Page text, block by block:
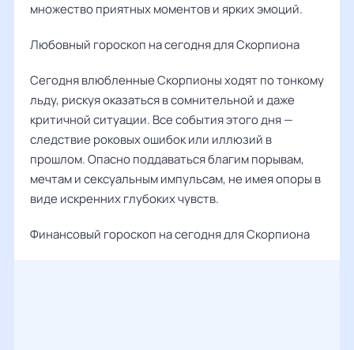
множество приятных моментов и ярких эмоций.
Любовный гороскоп на сегодня для Скорпиона
Сегодня влюбленные Скорпионы ходят по тонкому
льду, рискуя оказаться в сомнительной и даже
критичной ситуации. Все события этого дня —
следствие роковых ошибок или иллюзий в
прошлом. Опасно поддаваться благим порывам,
мечтам и сексуальным импульсам, не имея опоры в
виде искренних глубоких чувств.
Финансовый гороскоп на сегодня для Скорпиона